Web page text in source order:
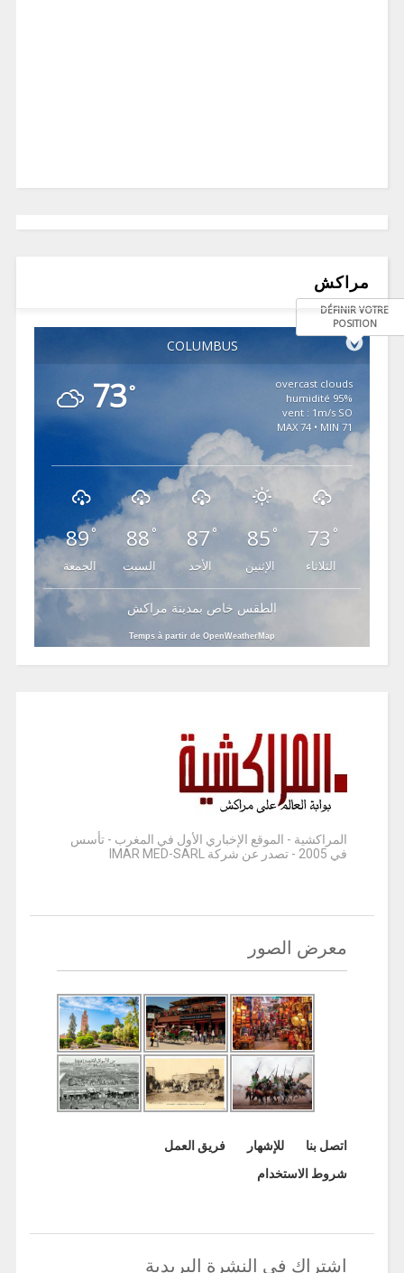
مراكش
COLUMBUS
DÉFINIR VOTRE
POSITION
73°
overcast clouds
95% humidité
vent : 1m/s SO
MAX 74 • MIN 71
89°
الجمعة
88 °
السبت
87°
الأحد
85 °
الإثنين
73 °
الثلاثاء
الطقس خاص بمدينة مراكش
Temps à partir de OpenWeatherMap
المراكشية - الموقع الإخباري الأول في المغرب - تأسس
في 2005 - تصدر عن شركة IMAR MED-SARL
معرض الصور
اتصل بنا للإشهار
فريق العمل
شروط الاستخدام
اشتراك في النشرة البريدية